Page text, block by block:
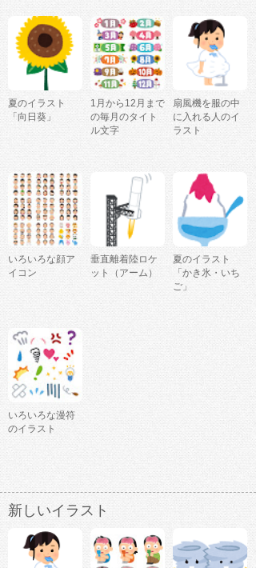
夏のイラスト
「向日葵」
1月から12月まで
の毎月のタイト
ル文字
扇風機を服の中
に入れる人のイ
ラスト
いろいろな顔ア
イコン
垂直離着陸ロケ
ット（アーム）
夏のイラスト
「かき氷・いち
ご」
いろいろな漫符
のイラスト
新しいイラスト